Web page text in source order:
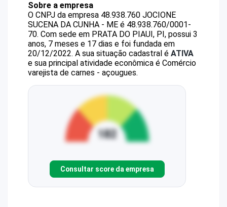
Sobre a empresa
O CNPJ da empresa 48.938.760 JOCIONE
SUCENA DA CUNHA - ME é 48.938.760/0001-
70. Com sede em PRATA DO PIAUI, PI, possui 3
anos, 7 meses e 17 dias e foi fundada em
20/12/2022. A sua situação cadastral é ATIVA
e sua principal atividade econômica é Comércio
varejista de carnes - açougues.
Consultar score da empresa